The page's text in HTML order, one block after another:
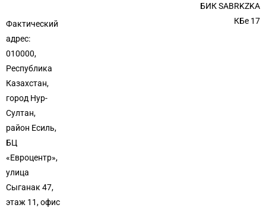
Фактический
адрес:
010000,
Республика
Казахстан,
город Нур-
Султан,
район Есиль,
БЦ
«Евроцентр»,
улица
Сыганак 47,
этаж 11, офис
БИК SABRKZKA
КБе 17